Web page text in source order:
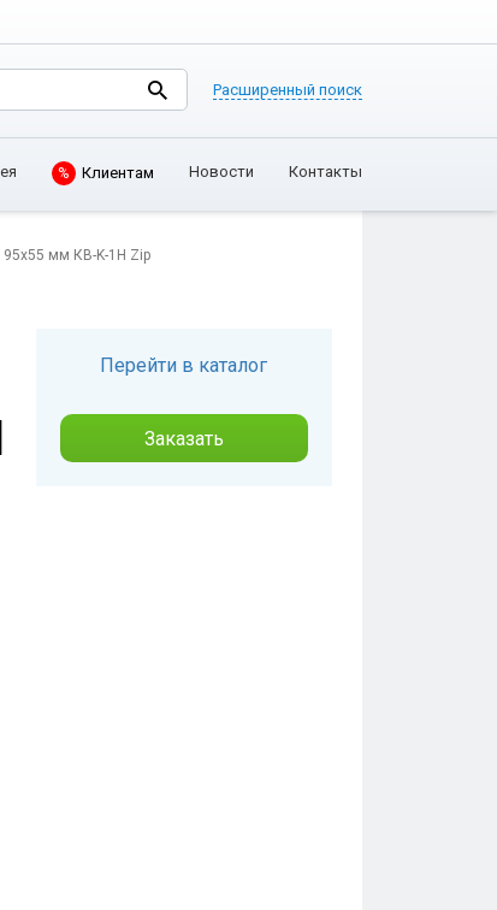
Расширенный поиск
% Клиентам Новости Контакты
мм КВ-K-1H Zip
Перейти в каталог
Заказать